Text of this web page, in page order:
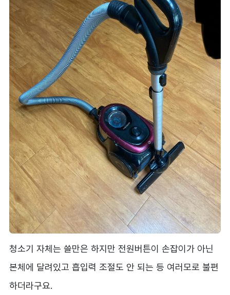
청소기 자체는 쓸만은 하지만 전원버튼이 손잡이가 아닌
본체에 달려있고 흡입력 조절도 안 되는 등 여러모로 불편
하더라구요.